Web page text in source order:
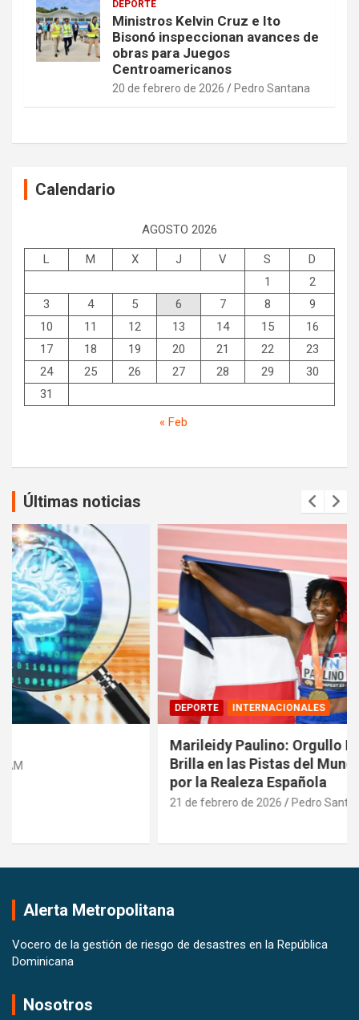
DEPORTE
Ministros Kelvin Cruz e Ito
Bisonó inspeccionan avances de
obras para Juegos
Centroamericanos
20 de febrero de 2026 Pedro Santana
Calendario
AGOSTO 2026
L M X J V S
D
1
2
3
4 5 6 7 8
9
10
11 12 13 14 15
16
17
18 19 20 21 22
23
24
25 26 27 28 29
30
31
« Feb
Últimas noticias
DEPORTE INTERNACIONALES
Marileidy Paulino: Orgullo Dominicano que
Brilla en las Pistas del Mundo y es Reconocida
por la Realeza Española
Pedro Santana
Alerta Metropolitana
Vocero de la gestión de riesgo de desastres en la República
Dominicana
Nosotros